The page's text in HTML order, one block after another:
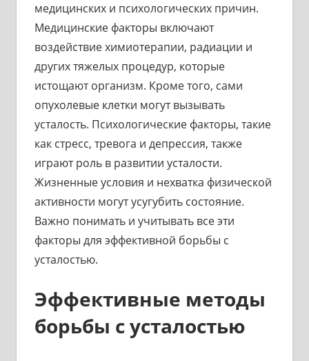
медицинских и психологических причин.
Медицинские факторы включают
воздействие химиотерапии, радиации и
других тяжелых процедур, которые
истощают организм. Кроме того, сами
опухолевые клетки могут вызывать
усталость. Психологические факторы, такие
как стресс, тревога и депрессия, также
играют роль в развитии усталости.
Жизненные условия и нехватка физической
активности могут усугубить состояние.
Важно понимать и учитывать все эти
факторы для эффективной борьбы с
усталостью.
Эффективные методы
борьбы с усталостью